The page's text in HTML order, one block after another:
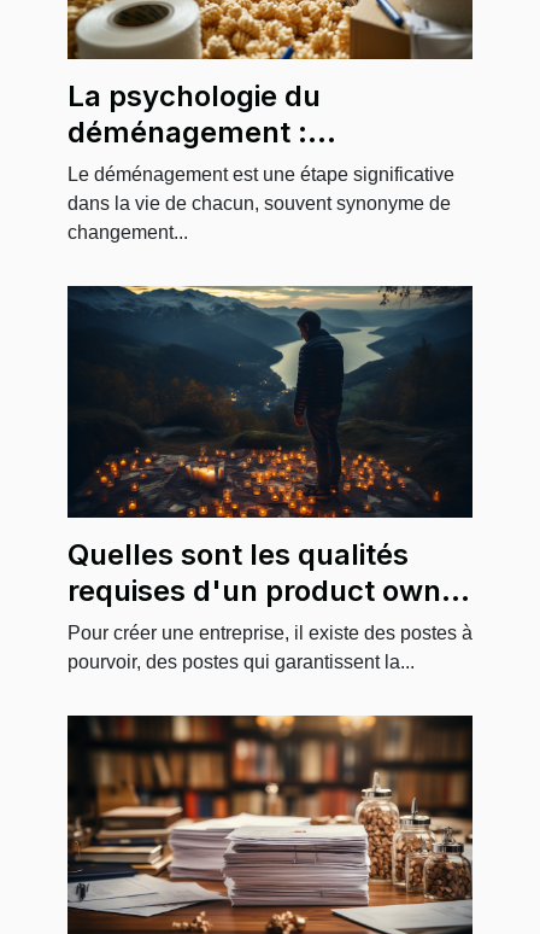
La psychologie du
déménagement :
l'importance de l'emballage
Le déménagement est une étape significative
dans la vie de chacun, souvent synonyme de
changement...
Quelles sont les qualités
requises d'un product owner
?
Pour créer une entreprise, il existe des postes à
pourvoir, des postes qui garantissent la...